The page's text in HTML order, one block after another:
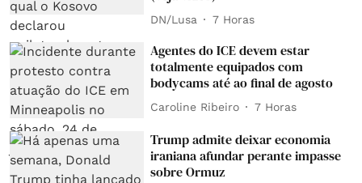
DN/Lusa 7 Horas
Agentes do ICE devem estar
totalmente equipados com
bodycams até ao final de agosto
Caroline Ribeiro 7 Horas
Trump admite deixar economia
iraniana afundar perante impasse
sobre Ormuz